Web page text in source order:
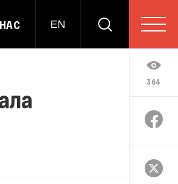
EN
364